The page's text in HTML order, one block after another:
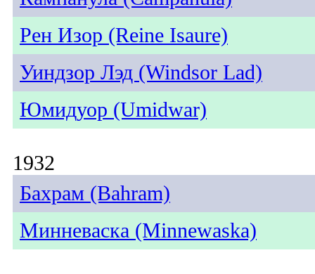
Рен Изор (Reine Isaure)
Уиндзор Лэд (Windsor Lad)
Юмидуор (Umidwar)
1932
Бахрам (Bahram)
Минневаска (Minnewaska)